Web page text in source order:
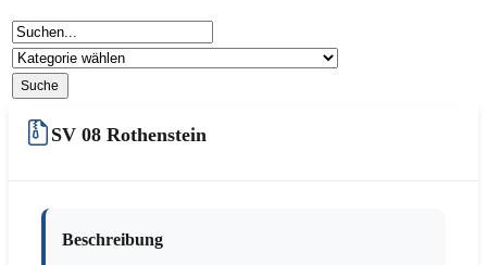
SV 08 Rothenstein
Beschreibung